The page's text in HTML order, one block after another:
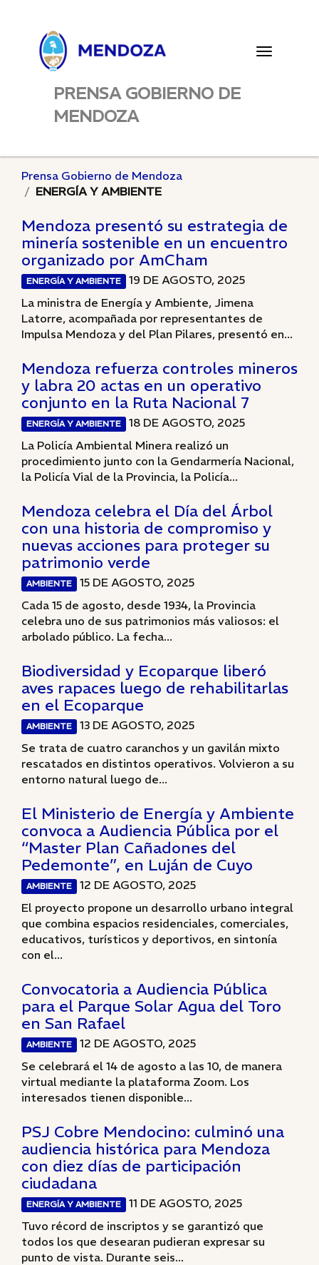
Toggle
PRENSA GOBIERNO DE
MENDOZA
Prensa Gobierno de Mendoza
ENERGÍA Y AMBIENTE
Mendoza presentó su estrategia de
minería sostenible en un encuentro
organizado por AmCham
ENERGÍA Y AMBIENTE
19 DE AGOSTO, 2025
La ministra de Energía y Ambiente, Jimena
Latorre, acompañada por representantes de
Impulsa Mendoza y del Plan Pilares, presentó en...
Mendoza refuerza controles mineros
y labra 20 actas en un operativo
conjunto en la Ruta Nacional 7
ENERGÍA Y AMBIENTE
18 DE AGOSTO, 2025
La Policía Ambiental Minera realizó un
procedimiento junto con la Gendarmería Nacional,
la Policía Vial de la Provincia, la Policía...
Mendoza celebra el Día del Árbol
con una historia de compromiso y
nuevas acciones para proteger su
patrimonio verde
AMBIENTE
15 DE AGOSTO, 2025
Cada 15 de agosto, desde 1934, la Provincia
celebra uno de sus patrimonios más valiosos: el
arbolado público. La fecha...
Biodiversidad y Ecoparque liberó
aves rapaces luego de rehabilitarlas
en el Ecoparque
AMBIENTE
13 DE AGOSTO, 2025
Se trata de cuatro caranchos y un gavilán mixto
rescatados en distintos operativos. Volvieron a su
entorno natural luego de...
El Ministerio de Energía y Ambiente
convoca a Audiencia Pública por el
“Master Plan Cañadones del
Pedemonte”, en Luján de Cuyo
AMBIENTE
12 DE AGOSTO, 2025
El proyecto propone un desarrollo urbano integral
que combina espacios residenciales, comerciales,
educativos, turísticos y deportivos, en sintonía
con el...
Convocatoria a Audiencia Pública
para el Parque Solar Agua del Toro
en San Rafael
AMBIENTE
12 DE AGOSTO, 2025
Se celebrará el 14 de agosto a las 10, de manera
virtual mediante la plataforma Zoom. Los
interesados tienen disponible...
PSJ Cobre Mendocino: culminó una
audiencia histórica para Mendoza
con diez días de participación
ciudadana
ENERGÍA Y AMBIENTE
11 DE AGOSTO, 2025
Tuvo récord de inscriptos y se garantizó que
todos los que desearan pudieran expresar su
punto de vista. Durante seis...